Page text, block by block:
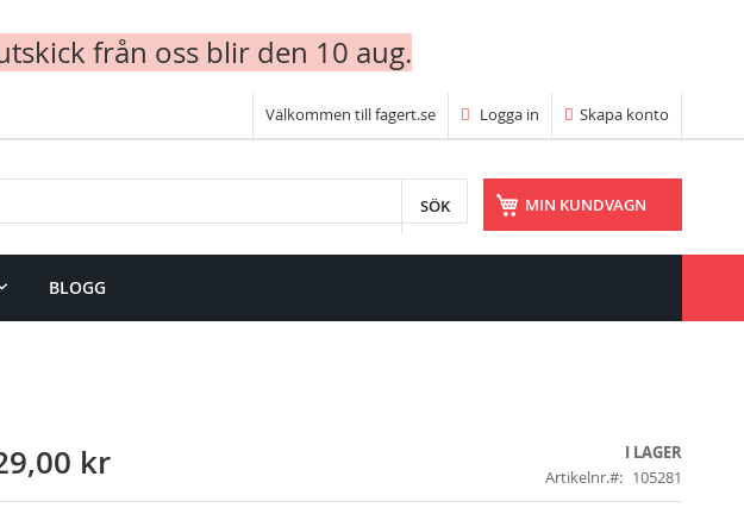
från oss blir den 10 aug.
Välkommen till fagert.se Logga in Skapa konto
MIN KUNDVAGN
BLOGG
kr
I LAGER
Artikelnr.
105281